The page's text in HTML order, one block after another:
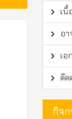
เนื้
อา
เอ
ติด
กิจ